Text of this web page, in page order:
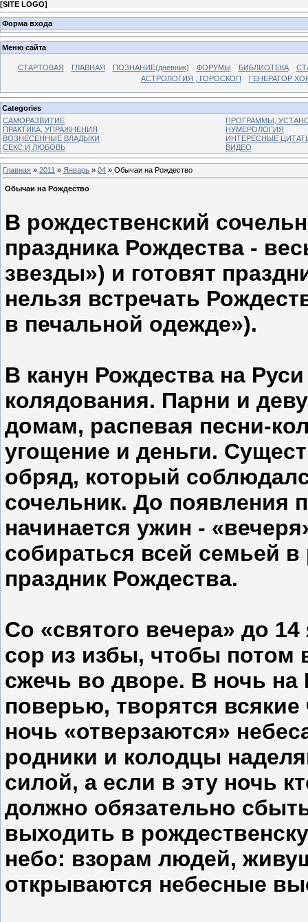
[SITE LOGO]
Форма входа
Меню сайта
СТАРТОВАЯ ГЛАВНАЯ ПОЗНАНИЕ(дневник) ФОРУМЫ БИБЛИОТЕКА
АСТРОЛОГИЯ , ГОРОСКОП
ГЕНЕРАТОР
Categories
САМОРАЗВИТИЕ
ПРОГРАММЫ,
ПРАКТИКА, УПРАЖНЕНИЯ
НУМЕРОЛОГИЯ
ВОЗНЕСЕННЫЕ ВЛАДЫКИ
ИНТЕРЕСНЫЕ
СЕКС И ЛЮБОВЬ
ВИДЕО
Главная » 2011 » Январь » 04 » Обычаи на Рождество
Обычаи на Рождество
В рождественский
праздника Рождества -
звезды») и готовят
нельзя встречать
в печальной одежде»).
В канун Рождества на
колядования. Парни и
домам, распевая песни-
угощение и деньги.
обряд, который
сочельник. До появления
начинается ужин -
собираться всей семьей
праздник Рождества.
Со «святого вечера» до
сор из избы, чтобы потом
сжечь во дворе. В ночь
поверью, творятся всякие
ночь «отверзаются»
родники и колодцы
силой, а если в эту ночь
должно обязательно
выходить в
небо: взорам людей,
открываются небесные